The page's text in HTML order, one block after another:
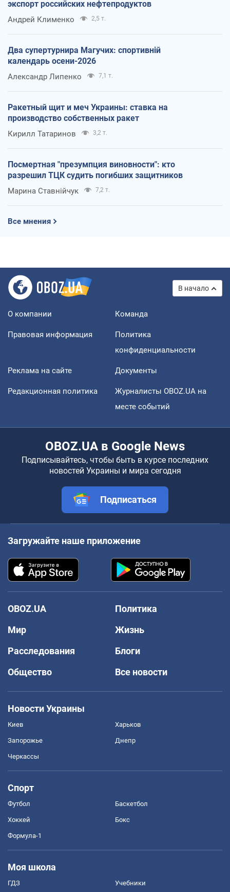
экспорт российских нефтепродуктов
Андрей Клименко 2,5 т.
Два супертурнира Магучих: спортивній
календарь осени-2026
Александр Липенко 7,1 т.
Ракетный щит и меч Украины: ставка на
производство собственных ракет
Кирилл Татаринов 3,2 т.
Посмертная "презумпция виновности": кто
разрешил ТЦК судить погибших защитников
Марина Ставнійчук 7,2 т.
Все мнения
В начало
О компании Команда
Правовая информация
Политика
конфиденциальности
Реклама на сайте Документы
Редакционная политика
Журналисты OBOZ.UA на
месте событий
OBOZ.UA в Google News
Подписывайтесь, чтобы быть в курсе последних
новостей Украины и мира сегодня
Подписаться
Загружайте наше приложение
OBOZ.UA
Политика
Мир
Жизнь
Расследования
Блоги
Общество
Все новости
Новости Украины
Киев Харьков
Запорожье Днепр
Черкассы
Спорт
Футбол Баскетбол
Хоккей Бокс
Формула-1
Моя школа
ГДЗ Учебники